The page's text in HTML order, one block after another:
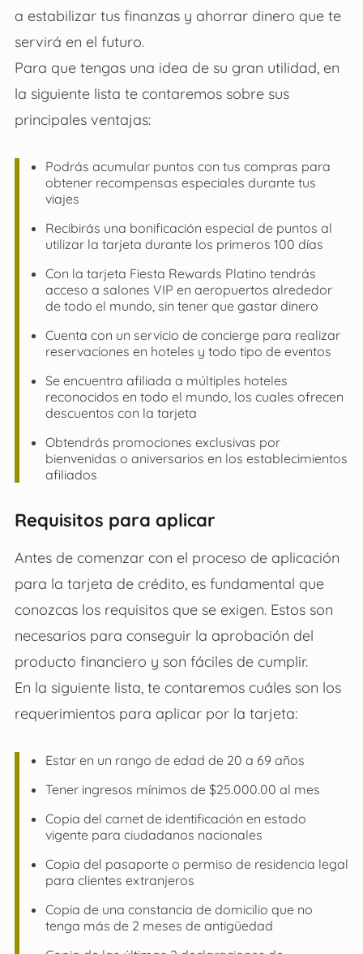
a estabilizar tus finanzas y ahorrar dinero que te
servirá en el futuro.
Para que tengas una idea de su gran utilidad, en
la siguiente lista te contaremos sobre sus
principales ventajas:
Podrás acumular puntos con tus compras para
obtener recompensas especiales durante tus
viajes
Recibirás una bonificación especial de puntos al
utilizar la tarjeta durante los primeros 100 días
Con la tarjeta Fiesta Rewards Platino tendrás
acceso a salones VIP en aeropuertos alrededor
de todo el mundo, sin tener que gastar dinero
Cuenta con un servicio de concierge para realizar
reservaciones en hoteles y todo tipo de eventos
Se encuentra afiliada a múltiples hoteles
reconocidos en todo el mundo, los cuales ofrecen
descuentos con la tarjeta
Obtendrás promociones exclusivas por
bienvenidas o aniversarios en los establecimientos
afiliados
Requisitos para aplicar
Antes de comenzar con el proceso de aplicación
para la tarjeta de crédito, es fundamental que
conozcas los requisitos que se exigen. Estos son
necesarios para conseguir la aprobación del
producto financiero y son fáciles de cumplir.
En la siguiente lista, te contaremos cuáles son los
requerimientos para aplicar por la tarjeta:
Estar en un rango de edad de 20 a 69 años
Tener ingresos mínimos de $25.000.00 al mes
Copia del carnet de identificación en estado
vigente para ciudadanos nacionales
Copia del pasaporte o permiso de residencia legal
para clientes extranjeros
Copia de una constancia de domicilio que no
tenga más de 2 meses de antigüedad